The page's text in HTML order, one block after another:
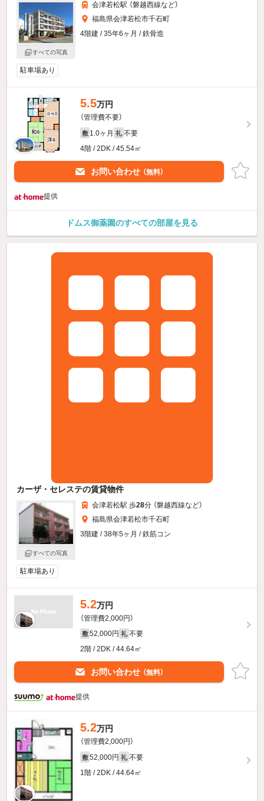
すべての写真
会津若松駅 （磐越西線など）
福島県会津若松市千石町
4階建 / 35年6ヶ月 / 鉄骨造
駐車場あり
5.5万円
（管理費不要）
敷 1.0ヶ月 礼 不要
4階 / 2DK / 45.54㎡
お問い合わせ （無料）
提供
ドムス御薬園のすべての部屋を見る
カーザ・セレステの賃貸物件
すべての写真
会津若松駅 歩28分 （磐越西線など）
福島県会津若松市千石町
3階建 / 38年5ヶ月 / 鉄筋コン
駐車場あり
5.2万円
（管理費2,000円）
敷 52,000円 礼 不要
2階 / 2DK / 44.64㎡
お問い合わせ （無料）
提供
5.2万円
（管理費2,000円）
敷 52,000円 礼 不要
1階 / 2DK / 44.64㎡